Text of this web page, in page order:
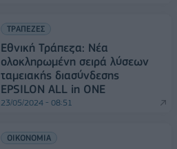
ΤΡΑΠΕΖΕΣ
Εθνική Τράπεζα: Νέα
ολοκληρωμένη σειρά λύσεων
ταμειακής διασύνδεσης
EPSILON ALL in ONE
23/05/2024 - 08:51
ΟΙΚΟΝΟΜΙΑ